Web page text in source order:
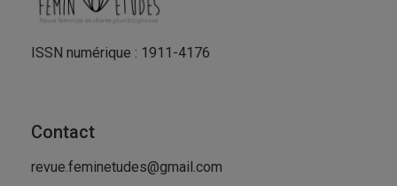
ISSN numérique : 1911-4176
Contact
revue.feminetudes@gmail.com